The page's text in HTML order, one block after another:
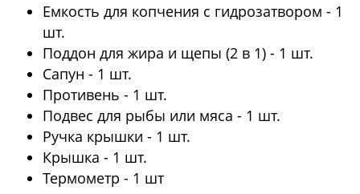
Емкость для копчения с гидрозатвором - 1
шт.
Поддон для жира и щепы (2 в 1) - 1 шт.
Сапун - 1 шт.
Противень - 1 шт.
Подвес для рыбы или мяса - 1 шт.
Ручка крышки - 1 шт.
Крышка - 1 шт.
Термометр - 1 шт